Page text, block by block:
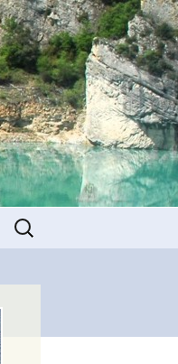
Rechercher :